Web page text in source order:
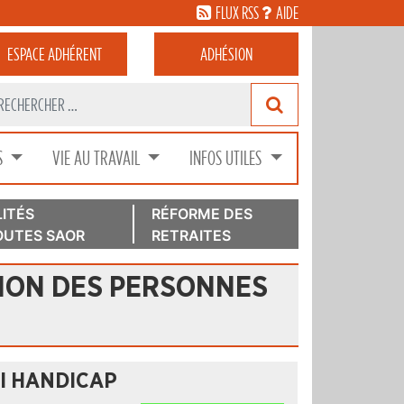
FLUX RSS AIDE
ESPACEADHÉRENT ADHÉSION
VIE AU TRAVAIL INFOS UTILES
SAOR
RÉFORME DES
RETRAITES
DES PERSONNES
HANDICAP